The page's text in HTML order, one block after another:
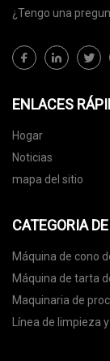
¿Tengo una
ENLACES
Hogar
Noticias
mapa del sitio
CATEGORIA
Máquina de cono
Máquina de tarta
Maquinaria de
nueces
Línea de limpieza